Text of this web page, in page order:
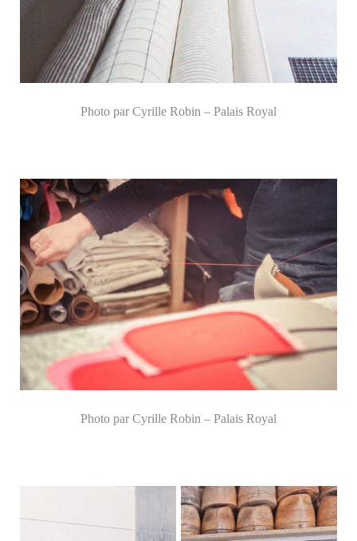
Photo par Cyrille Robin – Palais Royal
Photo par Cyrille Robin – Palais Royal